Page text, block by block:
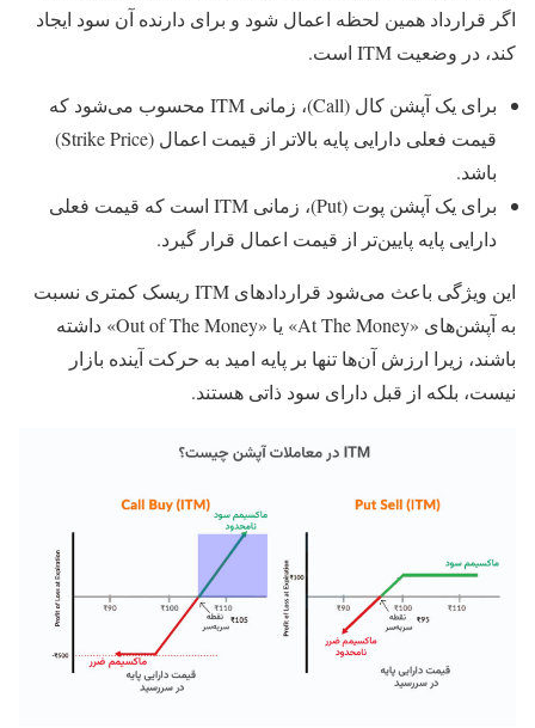
اگر قرارداد همین لحظه اعمال شود و برای دارنده آن سود ایجاد
کند، در وضعیت ITM است.
برای یک آپشن کال (Call)، زمانی ITM محسوب می‌شود که
قیمت فعلی دارایی پایه بالاتر از قیمت اعمال (Strike Price)
باشد.
برای یک آپشن پوت (Put)، زمانی ITM است که قیمت فعلی
دارایی پایه پایین‌تر از قیمت اعمال قرار گیرد.
این ویژگی باعث می‌شود قراردادهای ITM ریسک کمتری نسبت
به آپشن‌های «At The Money» یا «Out of The Money» داشته
باشند، زیرا ارزش آن‌ها تنها بر پایه امید به حرکت آینده بازار
نیست، بلکه از قبل دارای سود ذاتی هستند.